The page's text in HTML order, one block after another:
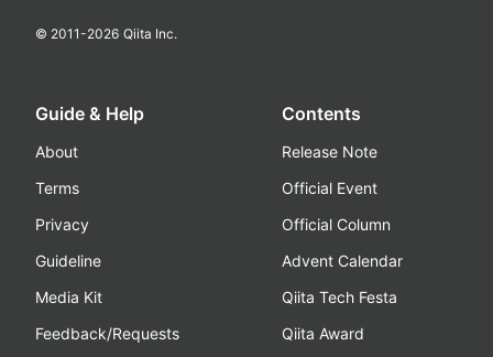
© 2011-2026 Qiita Inc.
Guide & Help
About
Terms
Privacy
Guideline
Media Kit
Feedback/Requests
Contents
Release Note
Official Event
Official Column
Advent Calendar
Qiita Tech Festa
Qiita Award